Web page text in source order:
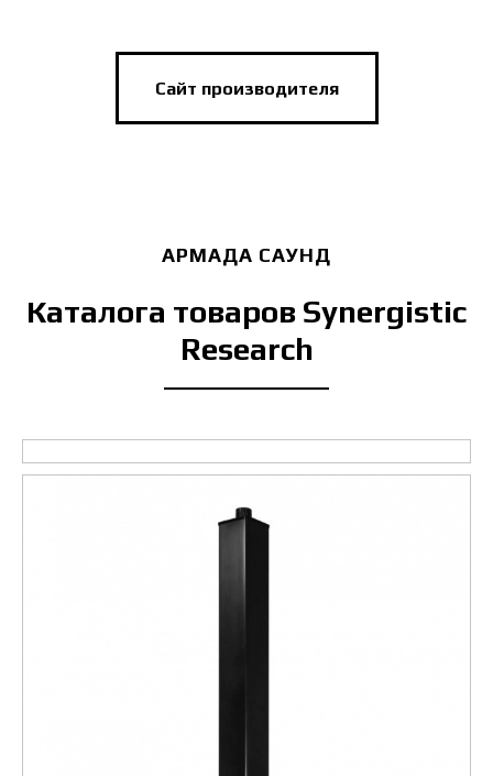
Сайт производителя
АРМАДА САУНД
Каталога товаров Synergistic
Research